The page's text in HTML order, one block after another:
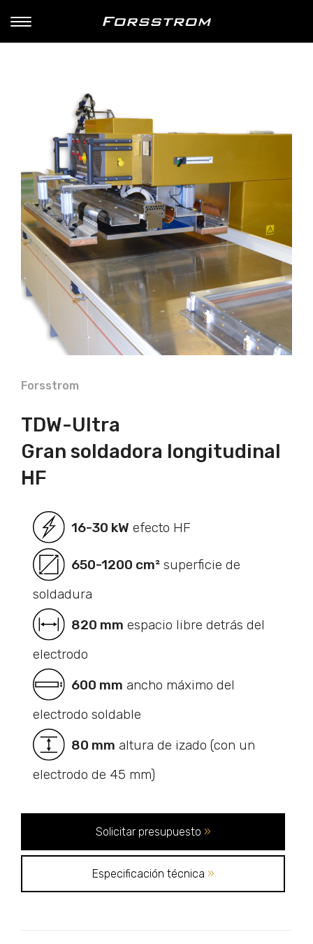
Forsstrom
TDW-Ultra
Gran soldadora longitudinal
HF
16-30 kW efecto HF
650-1200 cm²superficie de
soldadura
820 mm espacio libre detrás del
electrodo
600 mm ancho máximo del
electrodo soldable
80 mm altura de izado (con un
electrodo de 45 mm)
Solicitar presupuesto »
Especificación técnica »